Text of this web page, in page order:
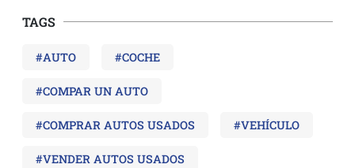
TAGS
#AUTO #COCHE
#COMPAR UN AUTO
#COMPRAR AUTOS USADOS #VEHÍCULO
#VENDER AUTOS USADOS